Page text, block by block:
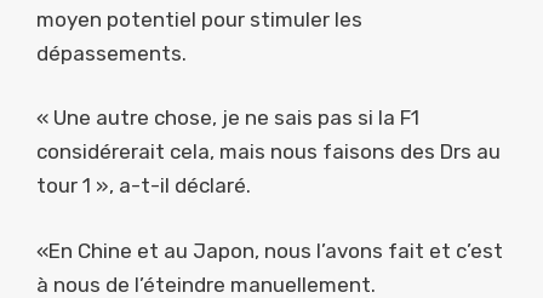
moyen potentiel pour stimuler les
dépassements.
« Une autre chose, je ne sais pas si la F1
considérerait cela, mais nous faisons des Drs au
tour 1 », a-t-il déclaré.
«En Chine et au Japon, nous l’avons fait et c’est
à nous de l’éteindre manuellement.